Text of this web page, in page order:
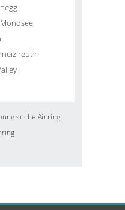
Mondsee
suche Ainring